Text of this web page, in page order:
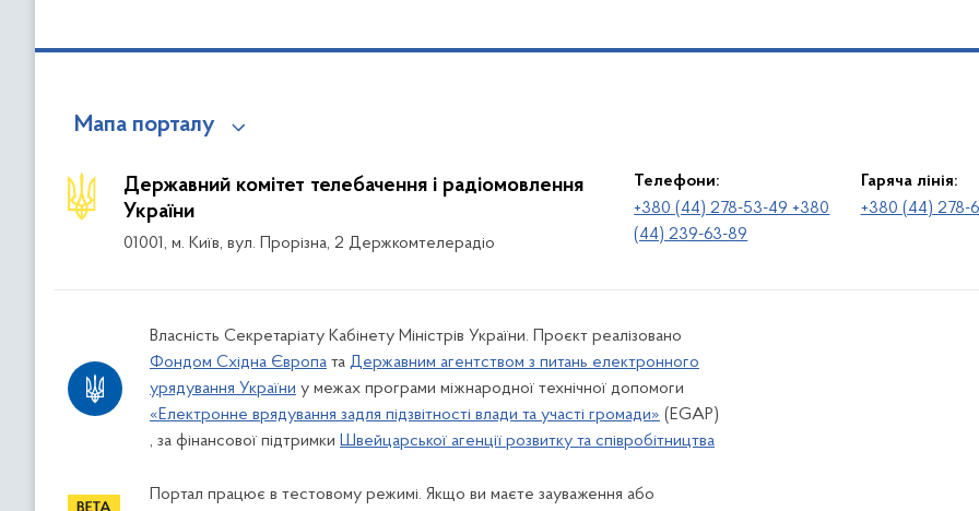
Мапа порталу
Державний комітет телебачення і радіомовлення
України
01001, м. Київ, вул. Прорізна, 2 Держкомтелерадіо
Телефони:
+380 (44) 278-53-49 +380
(44) 239-63-89
Гаряча лінія:
+380 (44) 278-
Власність Секретаріату Кабінету Міністрів України. Проєкт реалізовано
Фондом Східна Європа та Державним агентством з питань електронного
урядування України у межах програми міжнародної технічної допомоги
«Електронне врядування задля підзвітності влади та участі громади» (EGAP)
, за фінансової підтримки Швейцарської агенції розвитку та співробітництва
Портал працює в тестовому режимі. Якщо ви маєте зауваження або